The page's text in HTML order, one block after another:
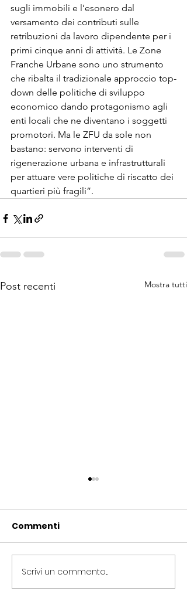
sugli immobili e l’esonero dal
versamento dei contributi sulle
retribuzioni da lavoro dipendente per i
primi cinque anni di attività. Le Zone
Franche Urbane sono uno strumento
che ribalta il tradizionale approccio top-
down delle politiche di sviluppo
economico dando protagonismo agli
enti locali che ne diventano i soggetti
promotori. Ma le ZFU da sole non
bastano: servono interventi di
rigenerazione urbana e infrastrutturali
per attuare vere politiche di riscatto dei
quartieri più fragili”.
Post recenti Mostra tutti
Periferie, Colucci
Commenti
Scrivi un commento...